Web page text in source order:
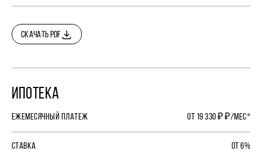
СКАЧАТЬ PDF
ИПОТЕКА
ЕЖЕМЕСЯЧНЫЙ ПЛАТЕЖ ОТ 19 330 ₽ ₽/МЕС*
СТАВКА ОТ 6%